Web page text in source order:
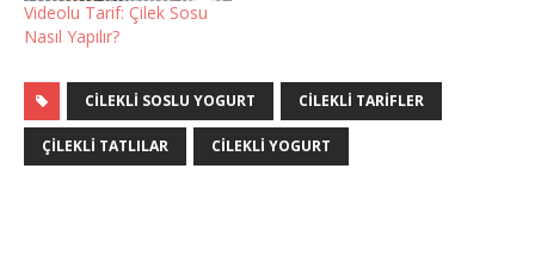
Videolu Tarif: Çilek Sosu
Nasıl Yapılır?
CILEKLI SOSLU YOGURT CILEKLI TARIFLER
ÇILEKLI TATLILAR CILEKLI YOGURT